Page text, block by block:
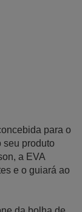
para o
seu produto
a EVA
e o guiará ao